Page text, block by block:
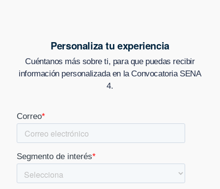
Personaliza tu experiencia
Cuéntanos más sobre ti, para que puedas recibir
información personalizada en la Convocatoria SENA
4.